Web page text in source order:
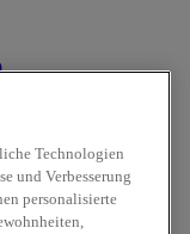
Technologien
und Verbesserung
personalisierte